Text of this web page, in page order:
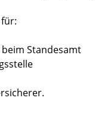
Standesamt